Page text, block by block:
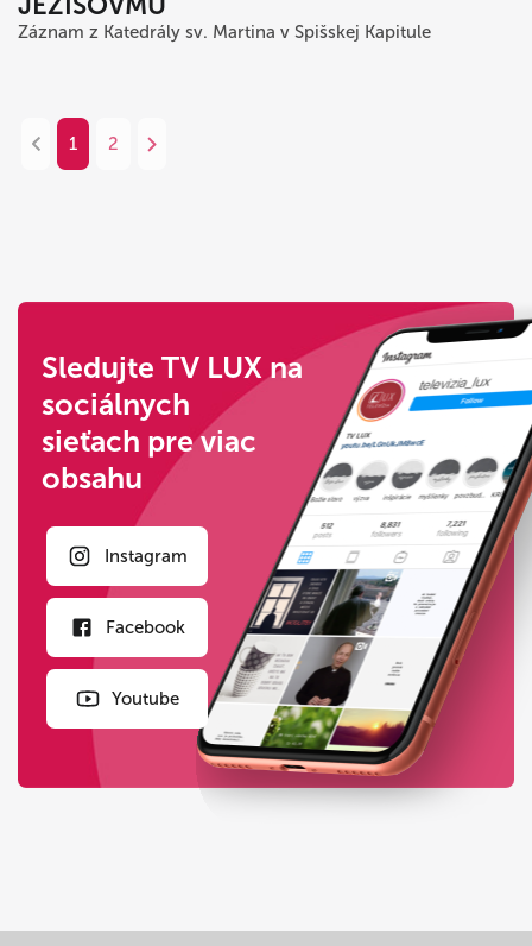
Záznam z Katedrály sv. Martina v Spišskej Kapitule
1 2
Sledujte TV LUX na
sociálnych
sieťach pre viac
obsahu
Instagram
Facebook
Youtube